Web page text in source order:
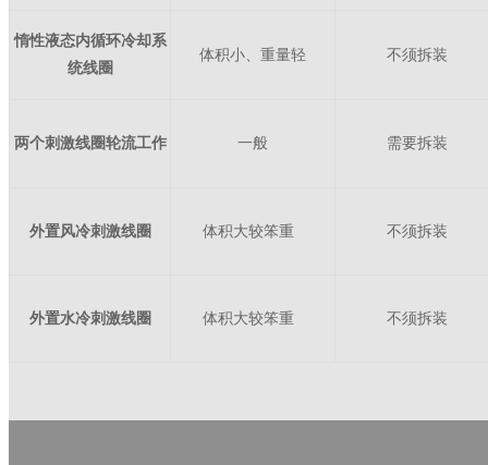
惰性液态内循环冷却系
统线圈
体积小、重量轻 不须拆装
两个刺激线圈轮流工作 一般 需要拆装
外置风冷刺激线圈 体积大较笨重 不须拆装
外置水冷刺激线圈 体积大较笨重 不须拆装